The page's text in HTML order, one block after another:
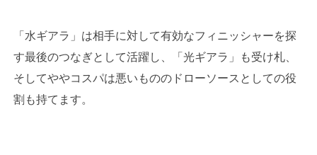
「水ギアラ」は相手に対して有効なフィニッシャーを探
す最後のつなぎとして活躍し、「光ギアラ」も受け札、
そしてややコスパは悪いもののドローソースとしての役
割も持てます。